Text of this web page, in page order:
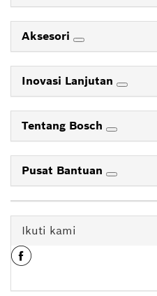
Aksesori
Inovasi Lanjutan
Tentang Bosch
Pusat Bantuan
Ikuti kami